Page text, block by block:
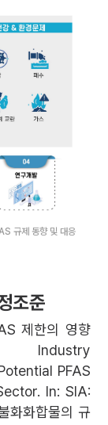
규제 동향 및 대응
조준
제한의 영향
Industry
PFAS
In: SIA:
화화합물의 규